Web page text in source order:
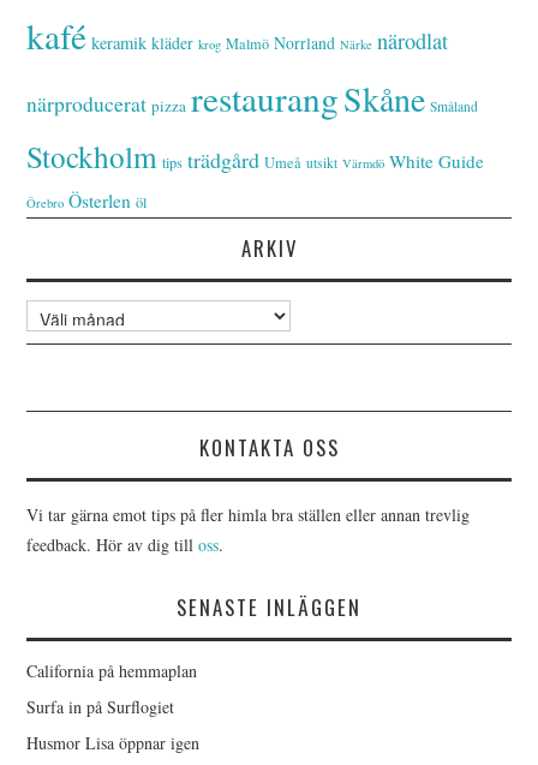
kafé keramik kläder krog Malmö Norrland Närke närodlat
närproducerat pizza restaurangSkåne Småland
Stockholm tips trädgård Umeå utsikt Värmdö White Guide
Örebro Österlen öl
ARKIV
Arkiv
KONTAKTA OSS
Vi tar gärna emot tips på fler himla bra ställen eller annan trevlig
feedback. Hör av dig tilloss.
SENASTE INLÄGGEN
California på hemmaplan
Surfa in på Surflogiet
Husmor Lisa öppnar igen